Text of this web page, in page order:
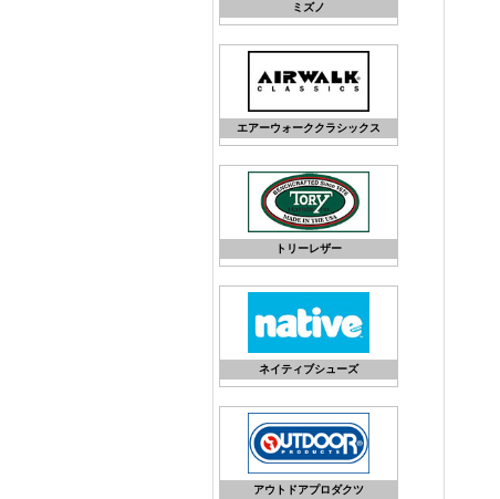
ミズノ
エアーウォーククラシックス
トリーレザー
ネイティブシューズ
アウトドアプロダクツ